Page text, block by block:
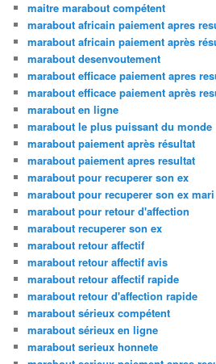
maitre marabout compétent
marabout africain paiement apres
marabout africain paiement après
marabout desenvoutement
marabout efficace paiement apres
marabout efficace paiement après
marabout en ligne
marabout le plus puissant du monde
marabout paiement après résultat
marabout paiement apres resultat
marabout pour recuperer son ex
marabout pour recuperer son ex mari
marabout pour retour d'affection
marabout recuperer son ex
marabout retour affectif
marabout retour affectif avis
marabout retour affectif rapide
marabout retour d'affection rapide
marabout sérieux compétent
marabout sérieux en ligne
marabout serieux honnete